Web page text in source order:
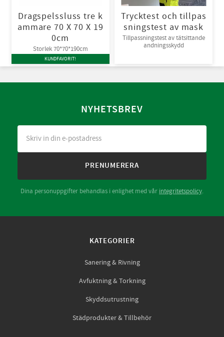
Dragspelssluss tre k
ammare 70 X 70 X 19
0cm
Storlek 70*70*190cm
KUNDFAVORIT!
Trycktest och tillpas
sningstest av mask
Tillpassningstest av tätsittande
andningsskydd
NYHETSBREV
PRENUMERERA
Dina personuppgifter behandlas i enlighet med vår integritetspolicy.
KATEGORIER
Sanering & Rivning
Avfuktning & Torkning
Skyddsutrustning
Städprodukter & Tillbehör